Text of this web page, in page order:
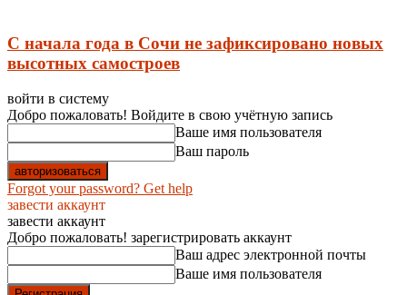
С начала года в Сочи не зафиксировано новых
высотных самостроев
войти в систему
Добро пожаловать! Войдите в свою учётную запись
Ваше имя пользователя
Ваш пароль
Forgot your password? Get help
завести аккаунт
завести аккаунт
Добро пожаловать! зарегистрировать аккаунт
Ваш адрес электронной почты
Ваше имя пользователя